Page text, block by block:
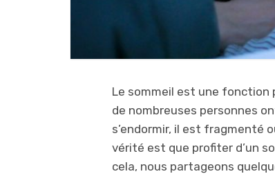
Le sommeil est une fonction
de nombreuses personnes
s’endormir, il est fragmenté
vérité est que profiter d’un
cela, nous partageons